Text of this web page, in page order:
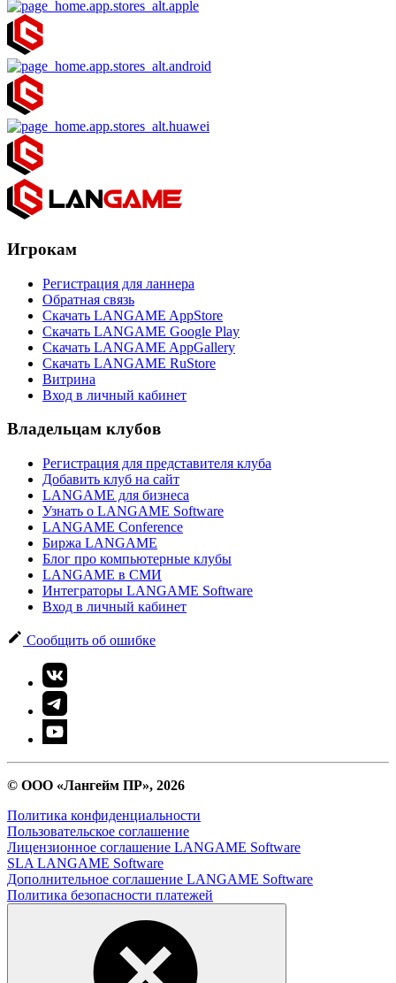
Игрокам
Регистрация для ланнера
Обратная связь
Скачать LANGAME AppStore
Скачать LANGAME Google Play
Скачать LANGAME AppGallery
Скачать LANGAME RuStore
Витрина
Вход в личный кабинет
Владельцам клубов
Регистрация для представителя клуба
Добавить клуб на сайт
LANGAME для бизнеса
Узнать о LANGAME Software
LANGAME Conference
Биржа LANGAME
Блог про компьютерные клубы
LANGAME в СМИ
Интеграторы LANGAME Software
Вход в личный кабинет
Сообщить об ошибке
© ООО «Лангейм ПР», 2026
Политика конфиденциальности
Пользовательское соглашение
Лицензионное соглашение LANGAME Software
SLA LANGAME Software
Дополнительное соглашение LANGAME Software
Политика безопасности платежей